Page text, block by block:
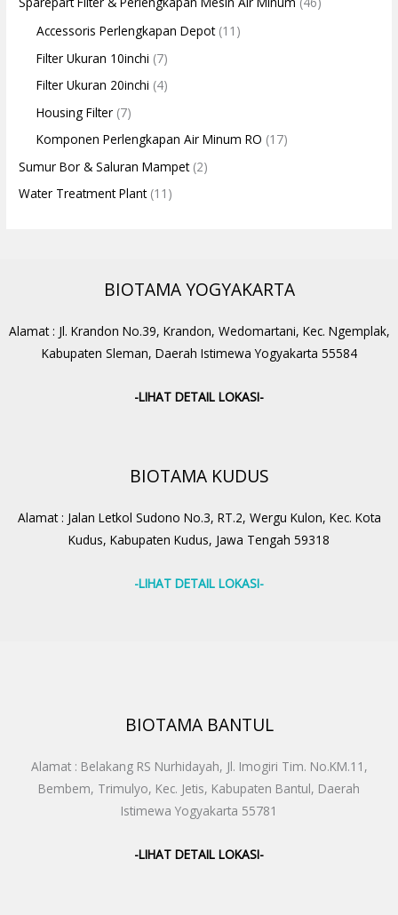
Accessoris Perlengkapan Depot(11)
Filter Ukuran 10inchi (7)
Filter Ukuran 20inchi (4)
Housing Filter (7)
Komponen Perlengkapan Air Minum RO (17)
Sumur Bor & Saluran Mampet(2)
Water Treatment Plant(11)
BIOTAMA YOGYAKARTA
Alamat : Jl. Krandon No.39, Krandon, Wedomartani, Kec. Ngemplak,
Kabupaten Sleman, Daerah Istimewa Yogyakarta 55584
-LIHAT DETAIL LOKASI-
BIOTAMA KUDUS
Alamat : Jalan Letkol Sudono No.3, RT.2, Wergu Kulon, Kec. Kota
Kudus, Kabupaten Kudus, Jawa Tengah 59318
-LIHAT DETAIL LOKASI-
BIOTAMA BANTUL
Alamat : Belakang RS Nurhidayah, Jl. Imogiri Tim. No.KM.11,
Bembem, Trimulyo, Kec. Jetis, Kabupaten Bantul, Daerah
Istimewa Yogyakarta 55781
-LIHAT DETAIL LOKASI-